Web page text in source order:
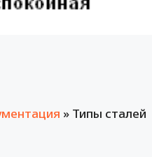
» Типы сталей